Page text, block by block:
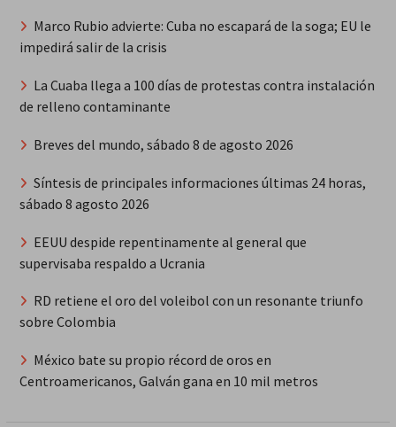
Marco Rubio advierte: Cuba no escapará de la soga; EU le
impedirá salir de la crisis
La Cuaba llega a 100 días de protestas contra instalación
de relleno contaminante
Breves del mundo, sábado 8 de agosto 2026
Síntesis de principales informaciones últimas 24 horas,
sábado 8 agosto 2026
EEUU despide repentinamente al general que
supervisaba respaldo a Ucrania
RD retiene el oro del voleibol con un resonante triunfo
sobre Colombia
México bate su propio récord de oros en
Centroamericanos, Galván gana en 10 mil metros